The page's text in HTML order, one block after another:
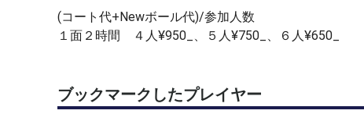
(コート代+Newボール代)/参加人数
１面２時間 ４人¥950_、５人¥750_、６人¥650_
ブックマークしたプレイヤー